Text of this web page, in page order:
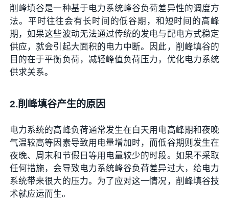
削峰填谷是一种基于电力系统峰谷负荷差异性的调度方
法。平时往往会有长时间的低谷期，和短时间的高峰
期，如果这些波动无法通过传统的发电与配电方式稳定
供应，就会引起大面积的电力中断。因此，削峰填谷的
目的在于平衡负荷，减轻峰值负荷压力，优化电力系统
供求关系。
2.削峰填谷产生的原因
电力系统的高峰负荷通常发生在白天用电高峰期和夜晚
气温较高等因素导致用电量增加时，而低谷期则发生在
夜晚、周末和节假日等用电量较少的时段。如果不采取
任何措施，会导致电力系统峰谷负荷差异过大，给电力
系统带来很大的压力。为了应对这一情况，削峰填谷技
术就应运而生。